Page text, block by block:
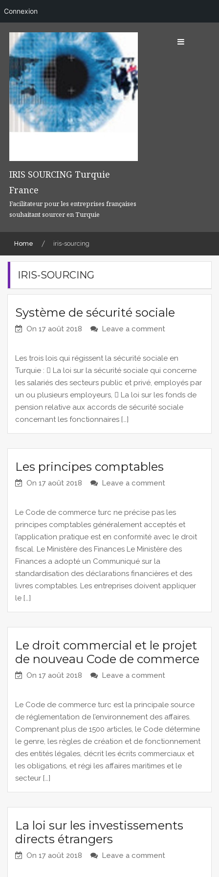
Connexion
content
IRIS SOURCING Turquie
France
Facilitateur pour les entreprises françaises
souhaitant sourcer en Turquie
Home iris-sourcing
IRIS-SOURCING
Système de sécurité sociale
On 17 août 2018 Leave a comment
Les trois lois qui régissent la sécurité sociale en
Turquie :  La loi sur la sécurité sociale qui concerne
les salariés des secteurs public et privé, employés par
un ou plusieurs employeurs,  La loi sur les fonds de
pension relative aux accords de sécurité sociale
concernant les fonctionnaires […]
Les principes comptables
On 17 août 2018 Leave a comment
Le Code de commerce turc ne précise pas les
principes comptables généralement acceptés et
l’application pratique est en conformité avec le droit
fiscal. Le Ministère des Finances Le Ministère des
Finances a adopté un Communiqué sur la
standardisation des déclarations financières et des
livres comptables. Les entreprises doivent appliquer
le […]
Le droit commercial et le projet
de nouveau Code de commerce
On 17 août 2018 Leave a comment
Le Code de commerce turc est la principale source
de réglementation de l’environnement des affaires.
Comprenant plus de 1500 articles, le Code détermine
le genre, les règles de création et de fonctionnement
des entités légales, décrit les écrits commerciaux et
les obligations, et régi les affaires maritimes et le
secteur […]
La loi sur les investissements
directs étrangers
On 17 août 2018 Leave a comment